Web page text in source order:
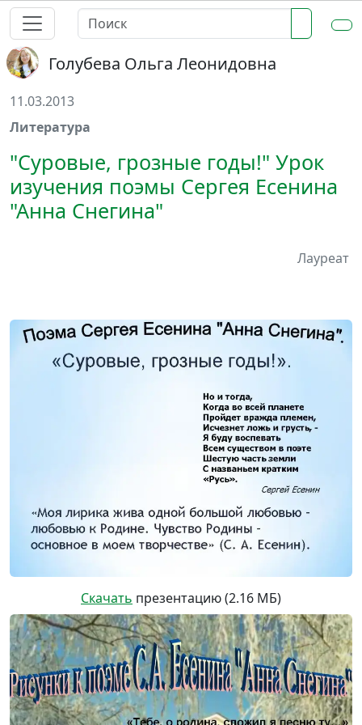
Голубева Ольга Леонидовна
11.03.2013
Литература
"Суровые, грозные годы!" Урок
изучения поэмы Сергея Есенина
"Анна Снегина"
Лауреат
Скачать презентацию (2.16 МБ)